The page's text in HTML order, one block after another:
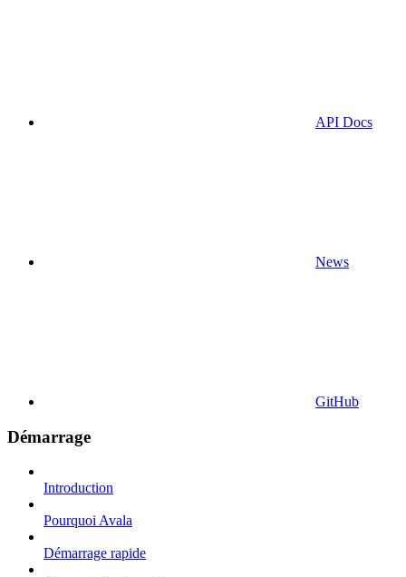
API Docs
News
GitHub
Démarrage
Introduction
Pourquoi Avala
Démarrage rapide